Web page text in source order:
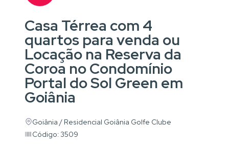
Casa Térrea com 4
quartos para venda ou
Locação na Reserva da
Coroa no Condomínio
Portal do Sol Green em
Goiânia
Goiânia / Residencial Goiânia Golfe Clube
Código: 3509